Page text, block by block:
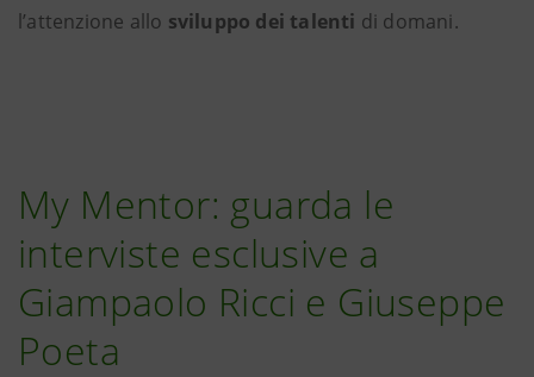
l’attenzione allo sviluppo dei talenti di domani.
My Mentor: guarda le
interviste esclusive a
Giampaolo Ricci e Giuseppe
Poeta